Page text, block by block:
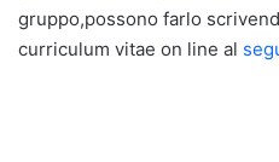
gruppo,possono farlo
curriculum vitae on line al